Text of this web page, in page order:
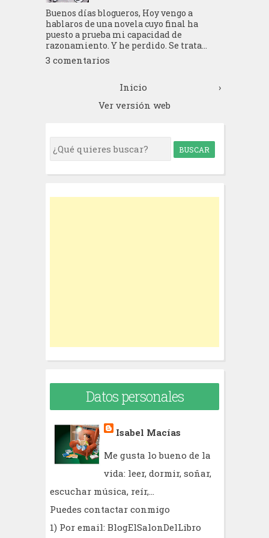
Buenos días blogueros, Hoy vengo a
hablaros de una novela cuyo final ha
puesto a prueba mi capacidad de
razonamiento. Y he perdido. Se trata...
3 comentarios
›
Inicio
Ver versión web
S
e
r
Datos personales
Isabel Macías
Me gusta lo bueno de la
vida: leer, dormir, soñar,
escuchar música, reír,...
Puedes contactar conmigo
1) Por email: BlogElSalonDelLibro